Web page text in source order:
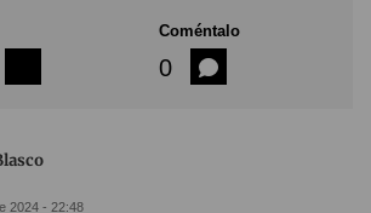
Coméntalo
0
2024 - 22:48